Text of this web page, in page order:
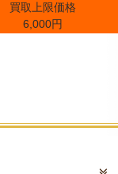
買取上限価格
6,000円